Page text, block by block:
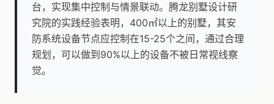
台，实现集中控制与情景联动。腾龙别墅设计研
究院的实践经验表明，400㎡以上的别墅，其安
防系统设备节点应控制在15-25个之间，通过合理
规划，可以做到90%以上的设备不被日常视线察
觉。